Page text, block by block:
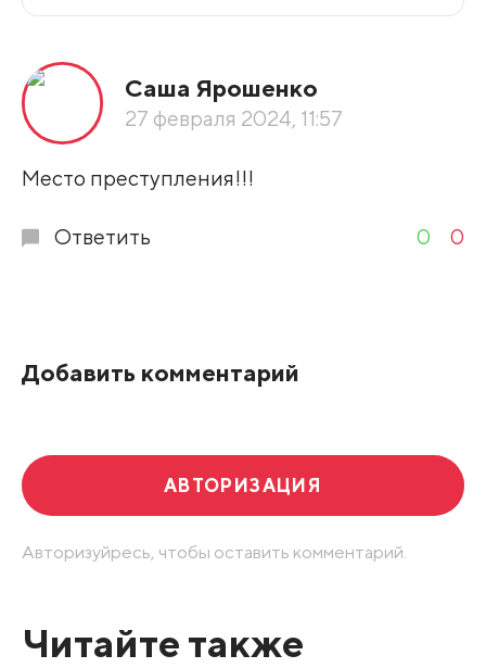
По рейтингу
Развернуть все
Саша Ярошенко
27 февраля 2024, 11:57
Место преступления!!!
Ответить 0 0
Добавить комментарий
АВТОРИЗАЦИЯ
Авторизуйресь, чтобы оставить комментарий.
Читайте также